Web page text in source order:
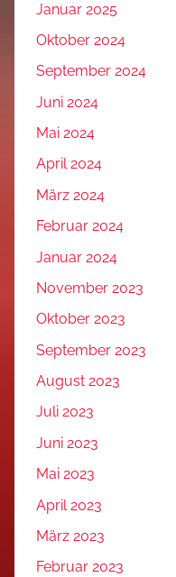
Januar 2025
Oktober 2024
September 2024
Juni 2024
Mai 2024
April 2024
März 2024
Februar 2024
Januar 2024
November 2023
Oktober 2023
September 2023
August 2023
Juli 2023
Juni 2023
Mai 2023
April 2023
März 2023
Februar 2023